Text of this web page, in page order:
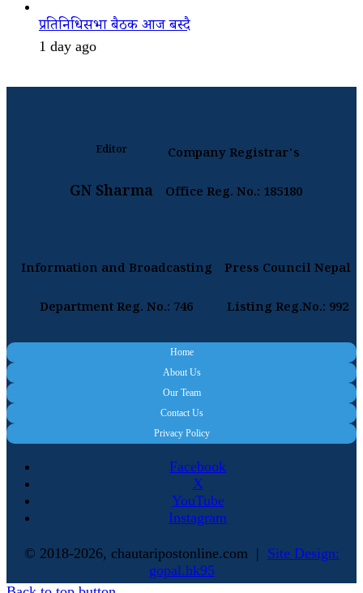
प्रतिनिधिसभा बैठक आज बस्दै
1 day ago
Editor
GN Sharma
Company Registrar's
Office Reg. No.: 185180
Information and Broadcasting
Department Reg. No.: 746
Press Council Nepal
Listing Reg.No.: 992
Home
About Us
Our Team
Contact Us
Privacy Policy
Facebook
X
YouTube
Instagram
© 2018-2026, chautaripostonline.com | Site Design:
gopal.hk95